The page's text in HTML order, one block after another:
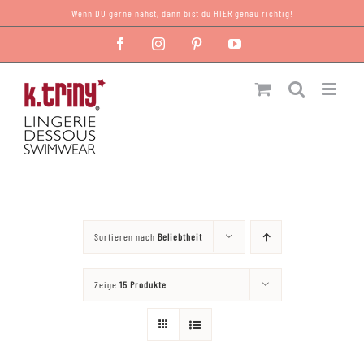
Inhalt
Wenn DU gerne nähst, dann bist du HIER genau richtig!
FacebookInstagramPinterest
Sortieren nach Beliebtheit
Zeige 15 Produkte